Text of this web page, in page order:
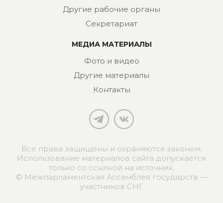
Другие рабочие органы
Секретариат
МЕДИА МАТЕРИАЛЫ
Фото и видео
Другие материалы
Контакты
Все права защищены и охраняются законом.
Использование материалов сайта допускается
только со ссылкой на источник.
© Межпарламентская Ассамблея государств —
участников СНГ